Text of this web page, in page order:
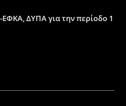
ΔΥΠΑ για την περίοδο 1